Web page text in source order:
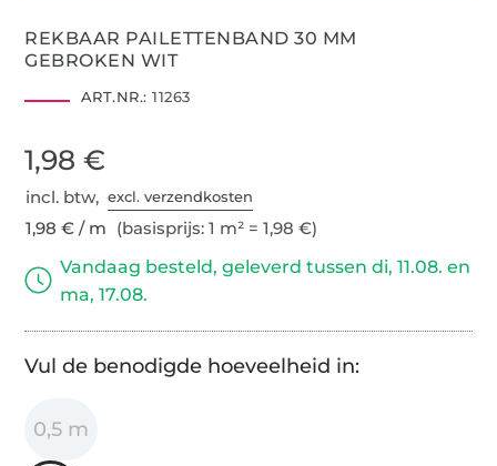
REKBAAR PAILETTENBAND 30 MM
GEBROKEN WIT
ART.NR.: 11263
1,98 €
incl. btw,excl. verzendkosten
1,98 € / m (basisprijs: 1 m² = 1,98 €)
Vandaag besteld, geleverd tussen di, 11.08. en
ma, 17.08.
Vul de benodigde hoeveelheid in:
0,5 m